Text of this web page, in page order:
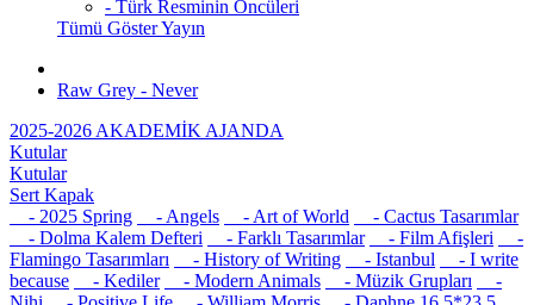
- Türk Resminin Öncüleri
Tümü Göster Yayın
Raw Grey - Never
2025-2026 AKADEMİK AJANDA
Kutular
Kutular
Sert Kapak
- 2025 Spring
- Angels - Art of World
- Cactus Tasarımlar
- Dolma Kalem Defteri
- Farklı Tasarımlar - Film Afişleri
-
Flamingo Tasarımları
- History of Writing - Istanbul
- I write
because
- Kediler - Modern Animals - Müzik Grupları
-